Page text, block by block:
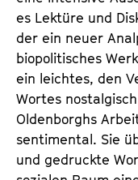
es Lektüre und
der ein neuer
biopolitisches
ein leichtes, den
Wortes
Oldenborghs
sentimental. Sie
und gedruckte